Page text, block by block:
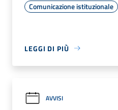
Comunicazione istituzionale
LEGGI DI PIÙ
AVVISI